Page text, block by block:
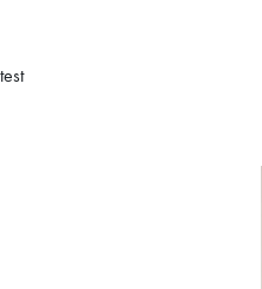
test